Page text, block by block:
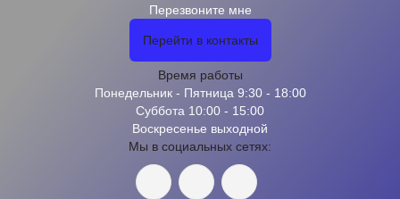
Перезвоните мне
Перейти в контакты
Время работы
Понедельник - Пятница 9:30 - 18:00
Суббота 10:00 - 15:00
Воскресенье выходной
Мы в социальных сетях: